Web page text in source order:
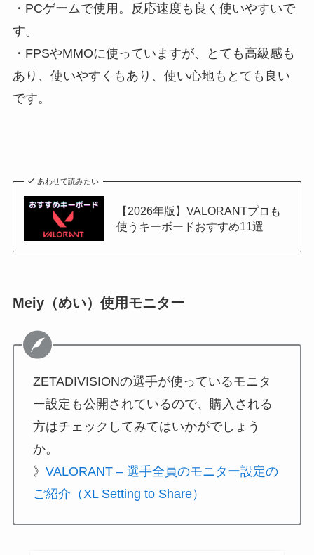
・PCゲームで使用。反応速度も良く使いやすいで
す。
・FPSやMMOに使っていますが、とても高級感も
あり、使いやすくもあり、使い心地もとても良い
です。
あわせて読みたい
【2026年版】VALORANTプロも
使うキーボードおすすめ11選
Meiy（めい）使用モニター
ZETADIVISIONの選手が使っているモニタ
ー設定も公開されているので、購入される
方はチェックしてみてはいかがでしょう
か。
》 VALORANT – 選手全員のモニター設定の
ご紹介（XL Setting to Share）